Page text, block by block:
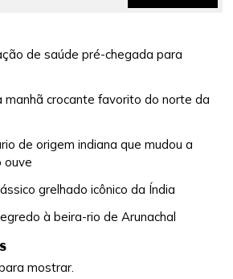
de saúde pré-chegada para
manhã crocante favorito do norte da
de origem indiana que mudou a
ouve
grelhado icônico da Índia
à beira-rio de Arunachal
mostrar.